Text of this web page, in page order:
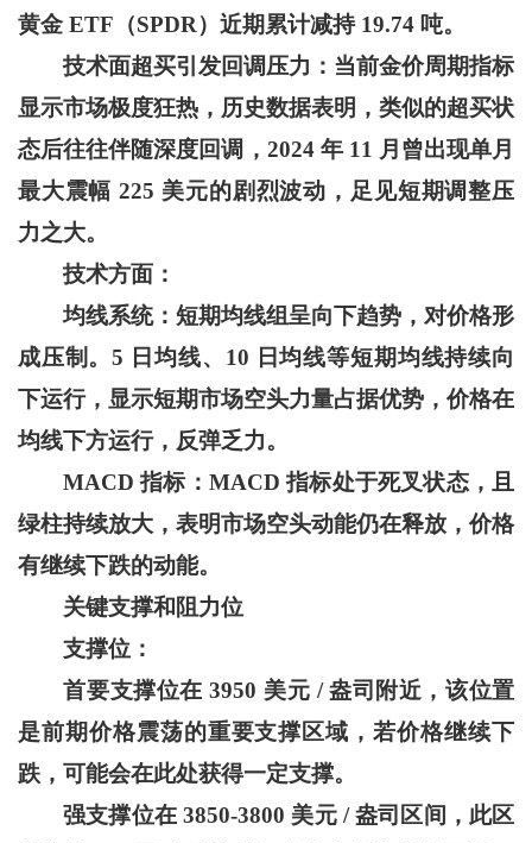
黄金 ETF（SPDR）近期累计减持 19.74 吨。
技术面超买引发回调压力：当前金价周期指标
显示市场极度狂热，历史数据表明，类似的超买状
态后往往伴随深度回调，2024 年 11 月曾出现单月
最大震幅 225 美元的剧烈波动，足见短期调整压
力之大。
技术方面：
均线系统：短期均线组呈向下趋势，对价格形
成压制。5 日均线、10 日均线等短期均线持续向
下运行，显示短期市场空头力量占据优势，价格在
均线下方运行，反弹乏力。
MACD指标：MACD 指标处于死叉状态，且
绿柱持续放大，表明市场空头动能仍在释放，价格
有继续下跌的动能。
关键支撑和阻力位
支撑位：
首要支撑位在 3950 美元 / 盎司附近，该位置
是前期价格震荡的重要支撑区域，若价格继续下
跌，可能会在此处获得一定支撑。
强支撑位在 3850-3800 美元 / 盎司区间，此区